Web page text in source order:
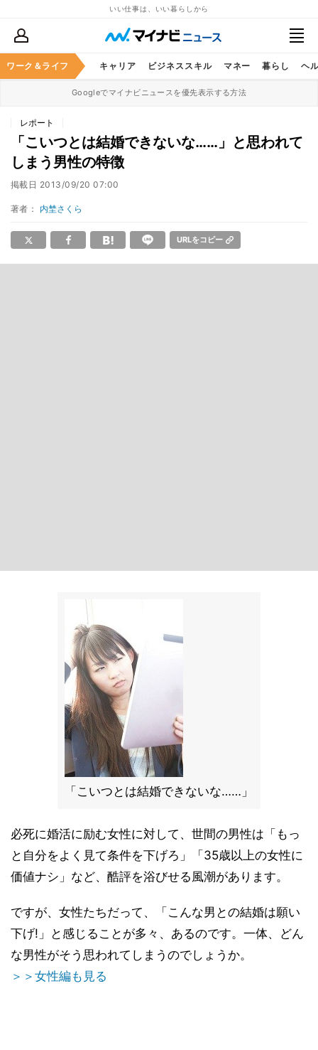
いい仕事は、いい暮らしから
ワーク＆ライフ キャリア ビジネススキル マネー 暮らし ヘ
Googleでマイナビニュースを優先表示する方法
レポート
「こいつとは結婚できないな……」と思われて
しまう男性の特徴
掲載日 2013/09/20 07:00
著者： 内埜さくら
URLをコピー
「こいつとは結婚できないな……」
必死に婚活に励む女性に対して、世間の男性は「もっ
と自分をよく見て条件を下げろ」「35歳以上の女性に
価値ナシ」など、酷評を浴びせる風潮があります。
ですが、女性たちだって、「こんな男との結婚は願い
下げ!」と感じることが多々、あるのです。一体、どん
な男性がそう思われてしまうのでしょうか。
＞＞女性編も見る